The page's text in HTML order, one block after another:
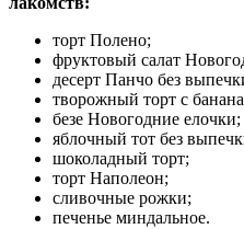
торт Полено;
фруктовый салат
десерт Панчо без
творожный торт с
безе Новогодние елочки;
яблочный тот без
шоколадный торт;
торт Наполеон;
сливочные рожки;
печенье миндальное.